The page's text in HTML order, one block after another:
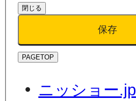
閉じる
保存
PAGETOP
ニッショー.jp